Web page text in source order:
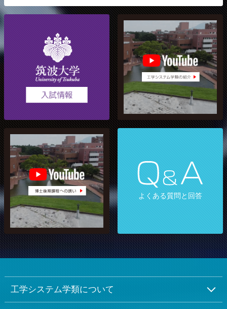
工学システム学類 YouTube
工学システム学類 博士後期
課程への誘い
よくある質問と回答
工学システム学類について